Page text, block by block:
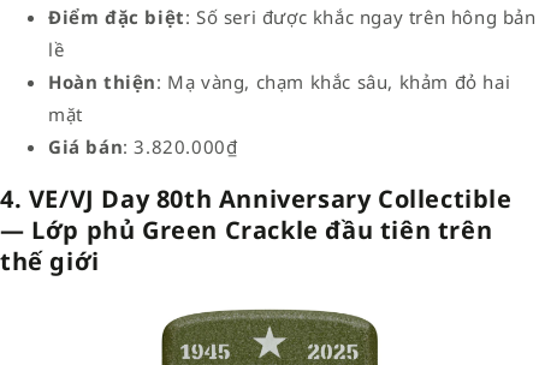
Điểm đặc biệt: Số seri được khắc ngay trên hông bản
lề
Hoàn thiện: Mạ vàng, chạm khắc sâu, khảm đỏ hai
mặt
Giá bán: 3.820.000₫
4. VE/VJ Day 80th Anniversary Collectible
— Lớp phủ Green Crackle đầu tiên trên
thế giới